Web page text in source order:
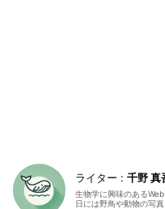
千野 真
生物学に興味のある
日には野鳥や動物の写真